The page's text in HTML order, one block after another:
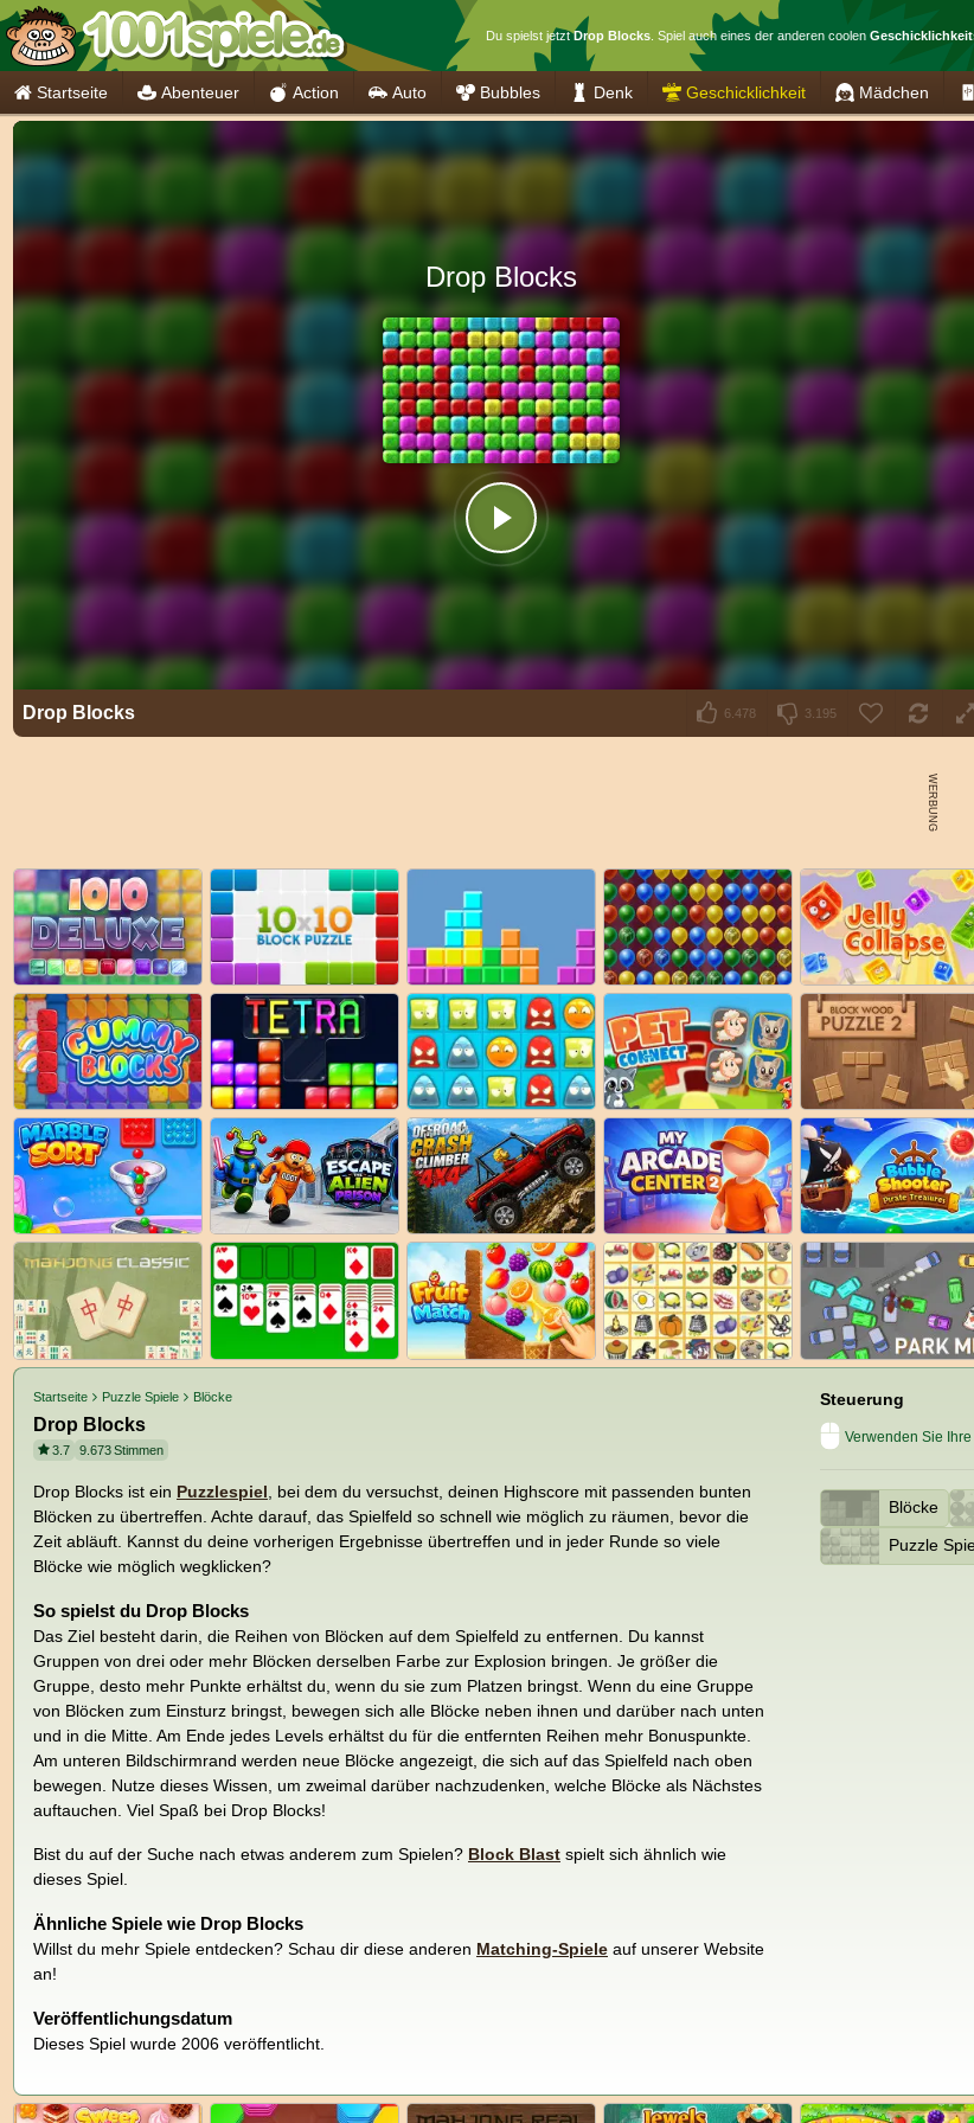
Du spielst jetztDrop Blocks. Spiel auch eines der anderen coolen
Startseite Abenteuer Action Auto Bubbles Denk Geschicklichkeit Mädchen
Drop Blocks
Drop Blocks 6.478 3.195
Startseite Puzzle Spiele Blöcke
Drop Blocks
3.7 9.673Stimmen
Drop Blocks ist ein Puzzlespiel , bei dem du versuchst, deinen Highscore mit passenden bunten
Blöcken zu übertreffen. Achte darauf, das Spielfeld so schnell wie möglich zu räumen, bevor die
Zeit abläuft. Kannst du deine vorherigen Ergebnisse übertreffen und in jeder Runde so viele
Blöcke wie möglich wegklicken?
So spielst du Drop Blocks
Das Ziel besteht darin, die Reihen von Blöcken auf dem Spielfeld zu entfernen. Du kannst
Gruppen von drei oder mehr Blöcken derselben Farbe zur Explosion bringen. Je größer die
Gruppe, desto mehr Punkte erhältst du, wenn du sie zum Platzen bringst. Wenn du eine Gruppe
von Blöcken zum Einsturz bringst, bewegen sich alle Blöcke neben ihnen und darüber nach unten
und in die Mitte. Am Ende jedes Levels erhältst du für die entfernten Reihen mehr Bonuspunkte.
Am unteren Bildschirmrand werden neue Blöcke angezeigt, die sich auf das Spielfeld nach oben
bewegen. Nutze dieses Wissen, um zweimal darüber nachzudenken, welche Blöcke als Nächstes
auftauchen. Viel Spaß bei Drop Blocks!
Bist du auf der Suche nach etwas anderem zum Spielen? Block Blast spielt sich ähnlich wie
dieses Spiel.
Ähnliche Spiele wie Drop Blocks
Willst du mehr Spiele entdecken? Schau dir diese anderen Matching-Spiele auf unserer Website
an!
Veröffentlichungsdatum
Dieses Spiel wurde 2006 veröffentlicht.
Steuerung
Verwenden Sie
Blöcke
Puzzle